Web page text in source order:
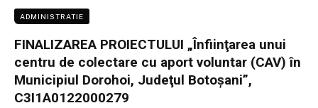
ADMINISTRATIE
FINALIZAREA PROIECTULUI „Înfiinţarea unui
centru de colectare cu aport voluntar (CAV) în
Municipiul Dorohoi, Judeţul Botoşani”,
C3I1A0122000279